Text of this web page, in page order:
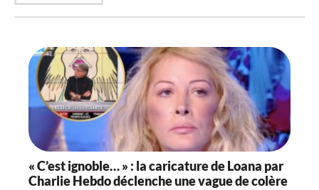
« C’est ignoble… » : la caricature de Loana par
Charlie Hebdo déclenche une vague de colère